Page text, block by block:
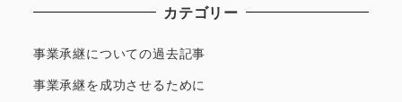
カテゴリー
事業承継についての過去記事
事業承継を成功させるために